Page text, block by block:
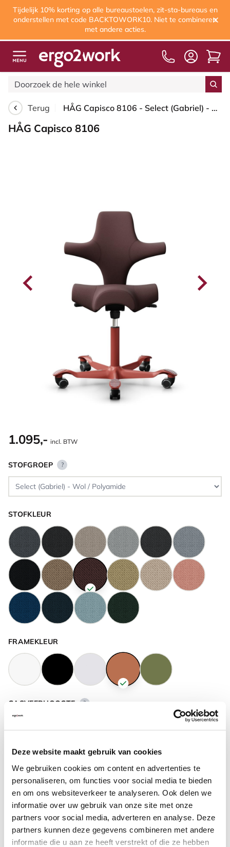
Deze website maakt gebruik van cookies
We gebruiken cookies om content en advertenties te
personaliseren, om functies voor social media te bieden
en om ons websiteverkeer te analyseren. Ook delen we
informatie over uw gebruik van onze site met onze
partners voor social media, adverteren en analyse. Deze
partners kunnen deze gegevens combineren met andere
informatie die u aan ze heeft verstrekt of die ze hebben
Tijdelijk 10% korting op alle bureaustoelen, zit-sta-bureaus en
onderstellen met code BACKTOWORK10. Niet te combineren
met andere acties.
Terug HÅG Capisco 8106 - Select (Gabriel) - Wol / Polyamide - SC61186 - Chestnut - Framekleur - Blush Rose - Gasveer - 200 mm (Zithoogte 46-64cm) - Vloercontact - Harde wielen t.b.v. zachte vloeren - Voetenring - Nee, geen voetenring - Voetster - Nee, voetst...
HÅG Capisco 8106
1.095,- incl. BTW
STOFGROEP ?
STOFKLEUR
FRAMEKLEUR
GASVEERHOOGTE ?
VLOERCONTACT ?
VOETENRING